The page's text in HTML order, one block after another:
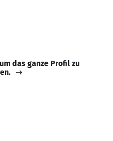
das ganze Profil zu